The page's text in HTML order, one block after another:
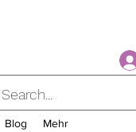
Blog Mehr